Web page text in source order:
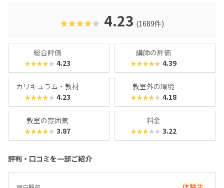
★★★★★ 4.23 (1689件)
総合評価
★★★★★ 4.23
講師の評価
★★★★★ 4.39
カリキュラム・教材
★★★★★ 4.23
教室外の環境
★★★★★ 4.18
教室の雰囲気
★★★★★ 3.87
料金
★★★★★ 3.22
評判・口コミを一部ご紹介